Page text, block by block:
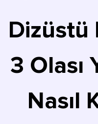
Dizüstü
3 Olası
Nasıl